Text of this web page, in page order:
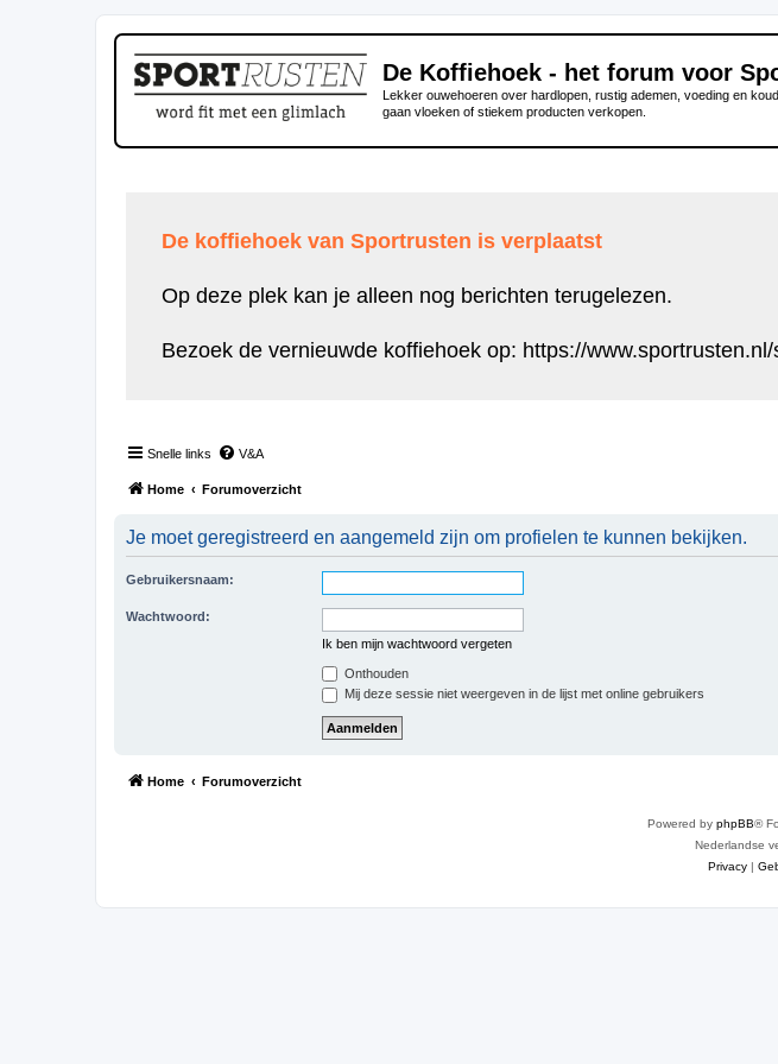
De Koffiehoek - het forum voor
Lekker ouwehoeren over hardlopen, rustig ademen, voeding en
gaan vloeken of stiekem producten verkopen.
De koffiehoek van Sportrusten is verplaatst
Op deze plek kan je alleen nog berichten terugelezen.
Bezoek de vernieuwde koffiehoek op: https://
Snelle links V&A
Home Forumoverzicht
Je moet geregistreerd en aangemeld zijn om profielen te kunnen bekijken.
Gebruikersnaam:
Wachtwoord:
Ik ben mijn wachtwoord vergeten
Onthouden
Mij deze sessie niet weergeven in de lijst met online gebruikers
Home Forumoverzicht
Powered by phpBB®
Nederlandse
Privacy |